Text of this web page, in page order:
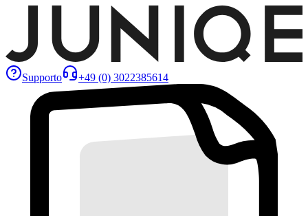
Supporto +49 (0) 3022385614